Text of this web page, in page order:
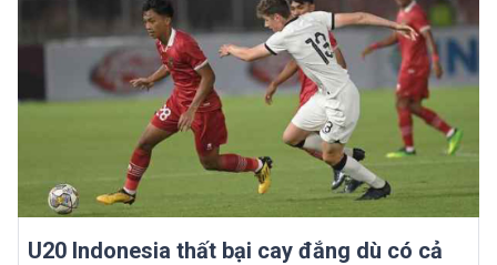
U20 Indonesia thất bại cay đắng dù có cả